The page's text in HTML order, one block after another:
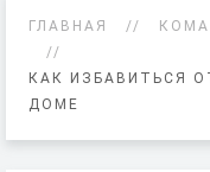
ГЛАВНАЯ
КАК ИЗБАВИТЬСЯ
ДОМЕ